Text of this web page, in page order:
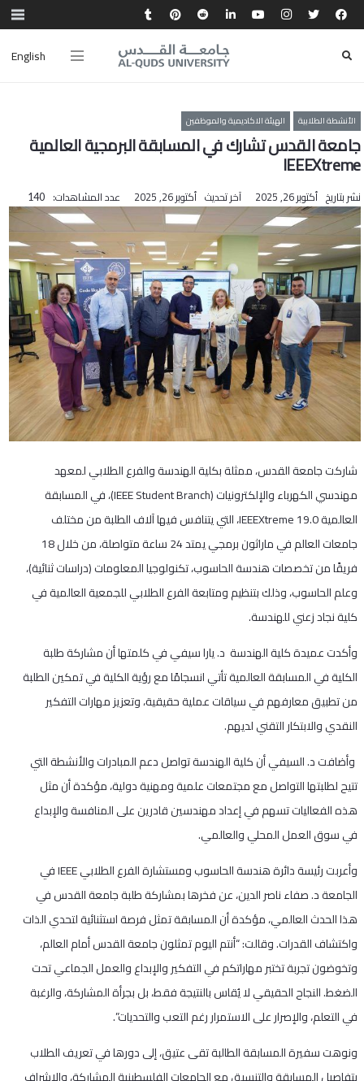
English
الأنشطة الطلابية الهيئة الاكاديمية والموظفين
جامعة القدس تشارك في المسابقة البرمجية العالمية
IEEEXtreme
نشر بتاريخ أكتوبر 26, 2025 آخر تحديث أكتوبر 26, 2025 عدد المشاهدات: 140
شاركت جامعة القدس، ممثلة بكلية الهندسة والفرع الطلابي لمعهد
مهندسي الكهرباء والإلكترونيات (IEEE Student Branch)، في المسابقة
العالمية IEEEXtreme 19.0، التي يتنافس فيها آلاف الطلبة من مختلف
جامعات العالم في ماراثون برمجي يمتد 24 ساعة متواصلة، من خلال 18
فريقًا من تخصصات هندسة الحاسوب، تكنولوجيا المعلومات (دراسات ثنائية)،
وعلم الحاسوب، وذلك بتنظيم ومتابعة الفرع الطلابي للجمعية العالمية في
كلية نجاد زعني للهندسة.
وأكدت عميدة كلية الهندسة د. يارا سيفي في كلمتها أن مشاركة طلبة
الكلية في المسابقة العالمية تأتي انسجامًا مع رؤية الكلية في تمكين الطلبة
من تطبيق معارفهم في سياقات عملية حقيقية، وتعزيز مهارات التفكير
النقدي والابتكار التقني لديهم.
وأضافت د. السيفي أن كلية الهندسة تواصل دعم المبادرات والأنشطة التي
تتيح لطلبتها التواصل مع مجتمعات علمية ومهنية دولية، مؤكدة أن مثل
هذه الفعاليات تسهم في إعداد مهندسين قادرين على المنافسة والإبداع
في سوق العمل المحلي والعالمي.
وأعربت رئيسة دائرة هندسة الحاسوب ومستشارة الفرع الطلابي IEEE في
الجامعة د. صفاء ناصر الدين، عن فخرها بمشاركة طلبة جامعة القدس في
هذا الحدث العالمي، مؤكدة أن المسابقة تمثل فرصة استثنائية لتحدي الذات
واكتشاف القدرات. وقالت: “أنتم اليوم تمثلون جامعة القدس أمام العالم،
وتخوضون تجربة تختبر مهاراتكم في التفكير والإبداع والعمل الجماعي تحت
الضغط. النجاح الحقيقي لا يُقاس بالنتيجة فقط، بل بجرأة المشاركة، والرغبة
في التعلم، والإصرار على الاستمرار رغم التعب والتحديات”.
ونوهت سفيرة المسابقة الطالبة تقى عتيق، إلى دورها في تعريف الطلاب